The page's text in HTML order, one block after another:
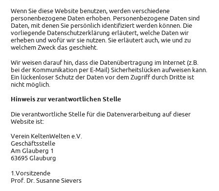
Wenn Sie diese Website benutzen, werden verschiedene
personenbezogene Daten erhoben. Personenbezogene Daten sind
Daten, mit denen Sie persönlich identifiziert werden können. Die
vorliegende Datenschutzerklärung erläutert, welche Daten wir
erheben und wofür wir sie nutzen. Sie erläutert auch, wie und zu
welchem Zweck das geschieht.
Wir weisen darauf hin, dass die Datenübertragung im Internet (z.B.
bei der Kommunikation per E-Mail) Sicherheitslücken aufweisen kann.
Ein lückenloser Schutz der Daten vor dem Zugriff durch Dritte ist
nicht möglich.
Hinweis zur verantwortlichen Stelle
Die verantwortliche Stelle für die Datenverarbeitung auf dieser
Website ist:
Verein KeltenWelten e.V.
Geschäftsstelle
Am Glauberg 1
63695 Glauburg
1.Vorsitzende
Prof. Dr. Susanne Sievers